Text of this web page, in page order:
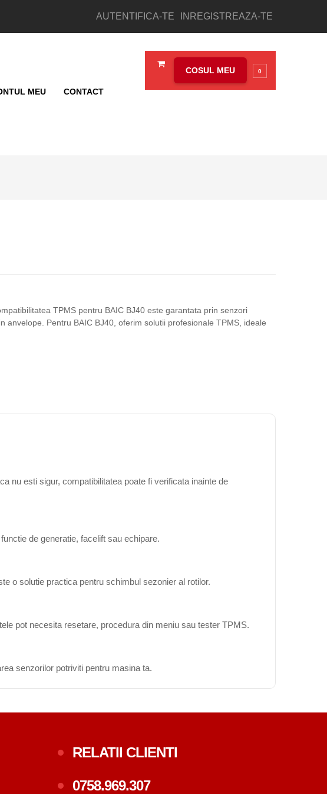
AUTENTIFICA-TE INREGISTREAZA-TE
COSUL MEU 0
MEU CONTACT
TPMS pentru BAIC BJ40 este garantata prin senzori
Pentru BAIC BJ40, oferim solutii profesionale TPMS, ideale
nu esti sigur, compatibilitatea poate fi verificata inainte de
de generatie, facelift sau echipare.
o solutie practica pentru schimbul sezonier al rotilor.
pot necesita resetare, procedura din meniu sau tester TPMS.
senzorilor potriviti pentru masina ta.
RELATII CLIENTI
0758.969.307